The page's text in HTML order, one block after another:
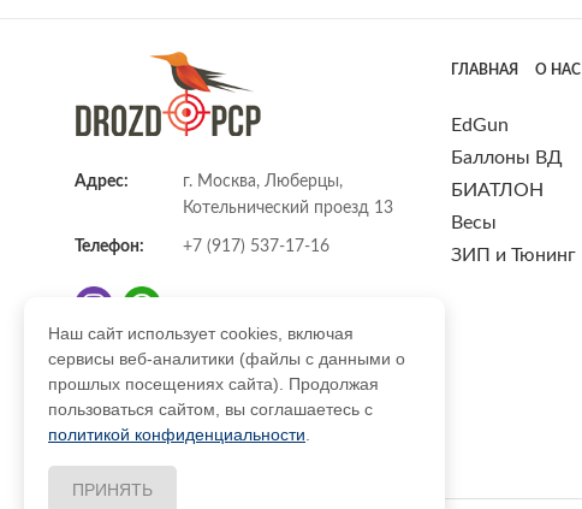
Адрес:
г. Москва, Люберцы,
Котельнический проезд 13
Телефон: +7 (917) 537-17-16
E-mail: info@DrozdPcp.ru
ГЛАВНАЯ О НАС
EdGun
Баллоны ВД
БИАТЛОН
Весы
ЗИП и Тюнинг
Наш сайт использует cookies, включая
сервисы веб-аналитики (файлы с данными о
прошлых посещениях сайта). Продолжая
пользоваться сайтом, вы соглашаетесь с
политикой конфиденциальности
ПРИНЯТЬ